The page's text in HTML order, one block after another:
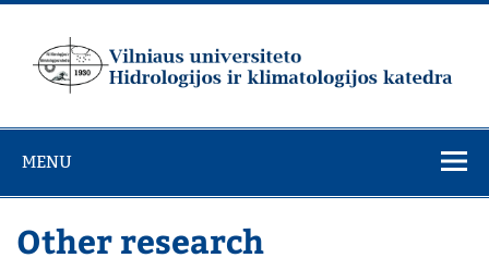
Skip
universiteto
Hidrologijos ir
klimatologijos
MENU
Other research